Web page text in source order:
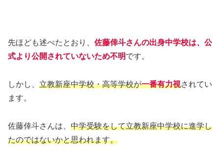
先ほども述べたとおり、 佐藤倖斗さんの出身中学校は、公
式より公開されていないため不明です。
しかし、 立教新座中学校・高等学校が一番有力視されてい
ます。
佐藤倖斗さんは、 中学受験をして立教新座中学校に進学し
たのではないかと思われます。